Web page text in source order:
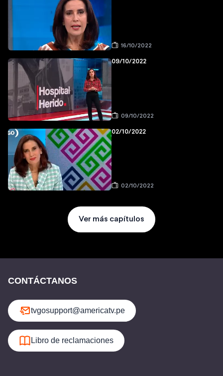
16/10/2022
09/10/2022
09/10/2022
02/10/2022
02/10/2022
Ver más capítulos
CONTÁCTANOS
tvgosupport@americatv.pe
Libro de reclamaciones